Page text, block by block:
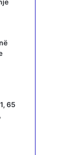
65